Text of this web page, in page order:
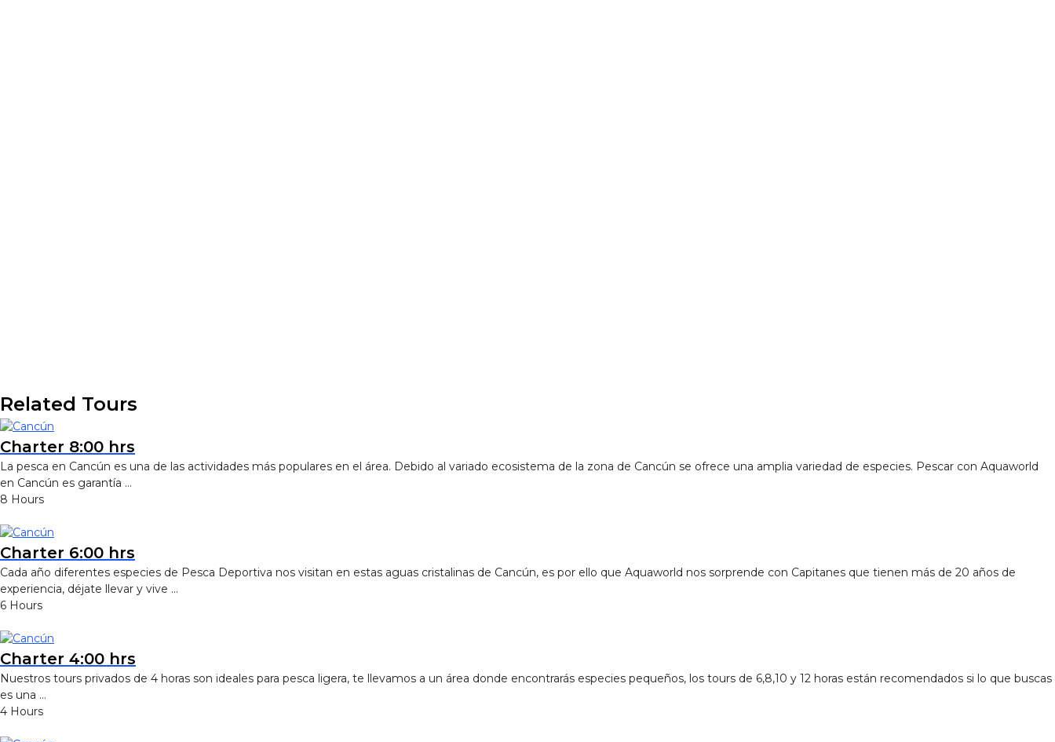
Related Tours
Charter 8:00 hrs
La pesca en Cancún es una de las actividades más populares en el área. Debido al variado ecosistema de la zona de Cancún se ofrece una amplia variedad de especies. Pescar con Aquaworld
en Cancún es garantía …
8 Hours
Charter 6:00 hrs
Cada año diferentes especies de Pesca Deportiva nos visitan en estas aguas cristalinas de Cancún, es por ello que Aquaworld nos sorprende con Capitanes que tienen más de 20 años de
experiencia, déjate llevar y vive …
6 Hours
Charter 4:00 hrs
Nuestros tours privados de 4 horas son ideales para pesca ligera, te llevamos a un área donde encontrarás especies pequeños, los tours de 6,8,10 y 12 horas están recomendados si lo que buscas
es una …
4 Hours